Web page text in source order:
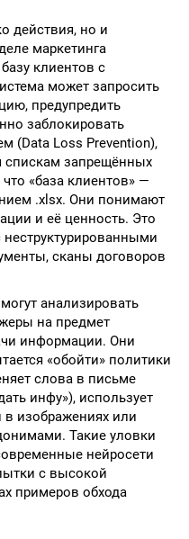
действия, но и
маркетинга
клиентов с
может запросить
предупредить
заблокировать
(Data Loss Prevention),
спискам запрещённых
«база клиентов» —
.xlsx. Они понимают
и её ценность. Это
сканы договоров
анализировать
на предмет
информации. Они
«обойти» политики
слова в письме
инфу»), использует
изображениях или
Такие уловки
нейросети
с высокой
примеров обхода